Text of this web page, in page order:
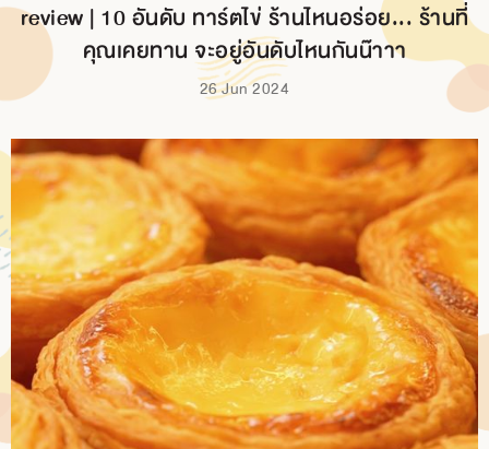
review | 10 อันดับ ทาร์ตไข่ ร้านไหนอร่อย... ร้านที่
คุณเคยทาน จะอยู่อันดับไหนกันน๊าาา
26 Jun 2024